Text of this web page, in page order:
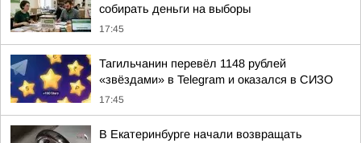
собирать деньги на выборы
17:45
Тагильчанин перевёл 1148 рублей
«звёздами» в Telegram и оказался в СИЗО
17:45
В Екатеринбурге начали возвращать